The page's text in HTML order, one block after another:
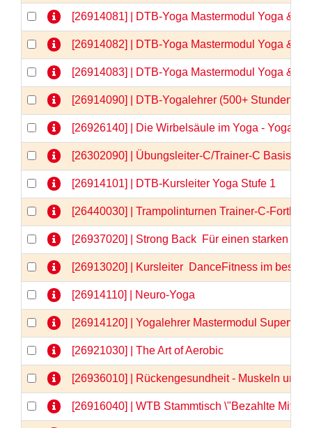
[26914081] | DTB-Yoga Mastermodul Yoga &
[26914082] | DTB-Yoga Mastermodul Yoga &
[26914083] | DTB-Yoga Mastermodul Yoga &
[26914090] | DTB-Yogalehrer (500+ Stunden)
[26926140] | Die Wirbelsäule im Yoga -
[26302090] | Übungsleiter-C/Trainer-C
[26914101] | DTB-Kursleiter Yoga Stufe 1
[26440030] | Trampolinturnen Trainer-C-
[26937020] | Strong Back  Für einen starken
[26913020] | Kursleiter  DanceFitness im
[26914110] | Neuro-Yoga
[26914120] | Yogalehrer Mastermodul
[26921030] | The Art of Aerobic
[26936010] | Rückengesundheit - Muskeln und
[26916040] | WTB Stammtisch \"Bezahlte